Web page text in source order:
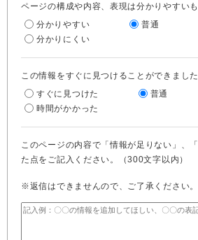
ページの構成や内容、表現は分かりやすい
分かりやすい
普通
分かりにくい
この情報をすぐに見つけることができまし
すぐに見つけた
普通
時間がかかった
このページの内容で「情報が足りない」、
た点をご記入ください。（300文字以内）
※返信はできませんので、ご了承ください。